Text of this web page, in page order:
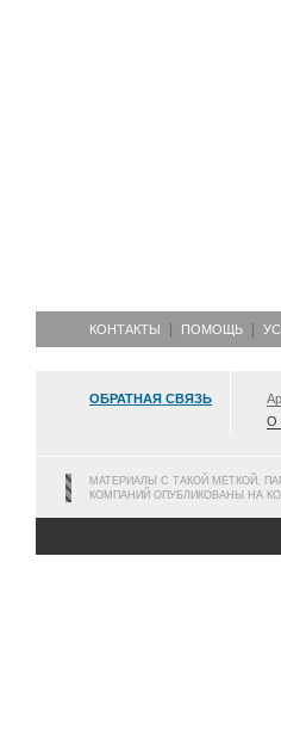
КОНТАКТЫ ПОМОЩЬ
ОБРАТНАЯ СВЯЗЬ
О
МАТЕРИАЛЫ С ТАКОЙ МЕТКОЙ,
КОМПАНИЙ ОПУБЛИКОВАНЫ НА